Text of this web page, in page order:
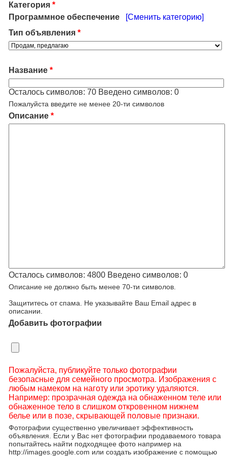
Категория *
Программное обеспечение
[Сменить категорию]
Тип объявления *
Название *
Осталось символов: 70 Введено символов: 0
Пожалуйста введите не менее 20-ти символов
Описание *
Осталось символов: 4800 Введено символов: 0
Описание не должно быть менее 70-ти символов.
Защититесь от спама. Не указывайте Ваш Email адрес в
описании.
Добавить фотографии
Пожалуйста, публикуйте только фотографии
безопасные для семейного просмотра. Изображения с
любым намеком на наготу или эротику удаляются.
Например: прозрачная одежда на обнаженном теле или
обнаженное тело в слишком откровенном нижнем
белье или в позе, скрывающей половые признаки.
Фотографии существенно увеличивает эффективность
объявления. Если у Вас нет фотографии продаваемого товара
попытайтесь найти подходящее фото например на
http://images.google.com или создать изображение с помощью